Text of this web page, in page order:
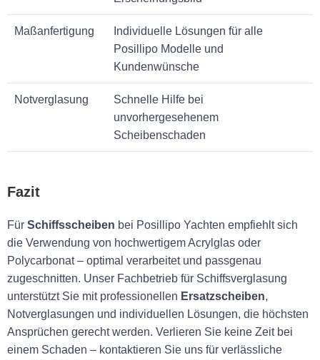
Maßanfertigung
Individuelle Lösungen für alle
Posillipo Modelle und
Kundenwünsche
Notverglasung
Schnelle Hilfe bei
unvorhergesehenem
Scheibenschaden
Fazit
Für Schiffsscheiben bei Posillipo Yachten empfiehlt sich
die Verwendung von hochwertigem Acrylglas oder
Polycarbonat – optimal verarbeitet und passgenau
zugeschnitten. Unser Fachbetrieb für Schiffsverglasung
unterstützt Sie mit professionellen Ersatzscheiben,
Notverglasungen und individuellen Lösungen, die höchsten
Ansprüchen gerecht werden. Verlieren Sie keine Zeit bei
einem Schaden – kontaktieren Sie uns für verlässliche